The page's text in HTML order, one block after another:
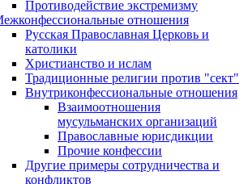
Противодействие экстремизму
отношения
Русская Православная Церковь и
католики
Христианство и ислам
Традиционные религии против "сект"
Внутриконфессиональные отношения
Взаимоотношения
мусульманских организаций
Православные юрисдикции
Прочие конфессии
Другие примеры сотрудничества и
конфликтов